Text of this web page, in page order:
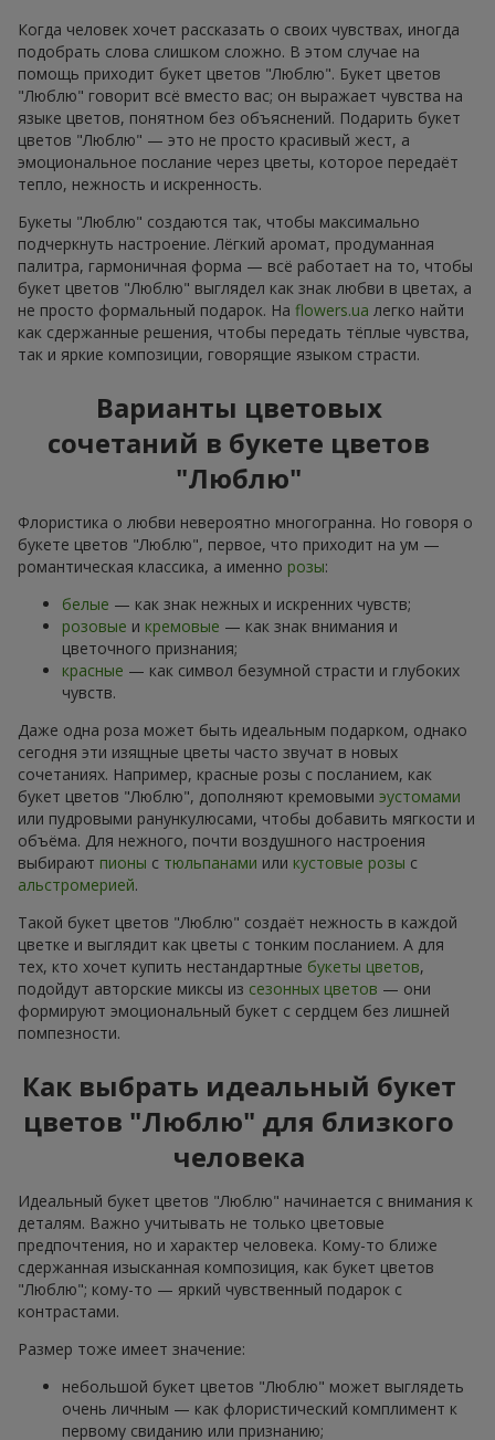
Когда человек хочет рассказать о своих чувствах, иногда
подобрать слова слишком сложно. В этом случае на
помощь приходит букет цветов "Люблю". Букет цветов
"Люблю" говорит всё вместо вас; он выражает чувства на
языке цветов, понятном без объяснений. Подарить букет
цветов "Люблю" — это не просто красивый жест, а
эмоциональное послание через цветы, которое передаёт
тепло, нежность и искренность.
Букеты "Люблю" создаются так, чтобы максимально
подчеркнуть настроение. Лёгкий аромат, продуманная
палитра, гармоничная форма — всё работает на то, чтобы
букет цветов "Люблю" выглядел как знак любви в цветах, а
не просто формальный подарок. На flowers.ua легко найти
как сдержанные решения, чтобы передать тёплые чувства,
так и яркие композиции, говорящие языком страсти.
Варианты цветовых
сочетаний в букете цветов
"Люблю"
Флористика о любви невероятно многогранна. Но говоря о
букете цветов "Люблю", первое, что приходит на ум —
романтическая классика, а именно розы:
белые — как знак нежных и искренних чувств;
розовые и кремовые — как знак внимания и
цветочного признания;
красные — как символ безумной страсти и глубоких
чувств.
Даже одна роза может быть идеальным подарком, однако
сегодня эти изящные цветы часто звучат в новых
сочетаниях. Например, красные розы с посланием, как
букет цветов "Люблю", дополняют кремовыми эустомами
или пудровыми ранункулюсами, чтобы добавить мягкости и
объёма. Для нежного, почти воздушного настроения
выбирают пионы с тюльпанами или кустовые розы с
альстромерией.
Такой букет цветов "Люблю" создаёт нежность в каждой
цветке и выглядит как цветы с тонким посланием. А для
тех, кто хочет купить нестандартные букеты цветов,
подойдут авторские миксы из сезонных цветов — они
формируют эмоциональный букет с сердцем без лишней
помпезности.
Как выбрать идеальный букет
цветов "Люблю" для близкого
человека
Идеальный букет цветов "Люблю" начинается с внимания к
деталям. Важно учитывать не только цветовые
предпочтения, но и характер человека. Кому-то ближе
сдержанная изысканная композиция, как букет цветов
"Люблю"; кому-то — яркий чувственный подарок с
контрастами.
Размер тоже имеет значение:
небольшой букет цветов "Люблю" может выглядеть
очень личным — как флористический комплимент к
первому свиданию или признанию;